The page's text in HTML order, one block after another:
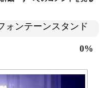
ォンテーンスタンド
0%